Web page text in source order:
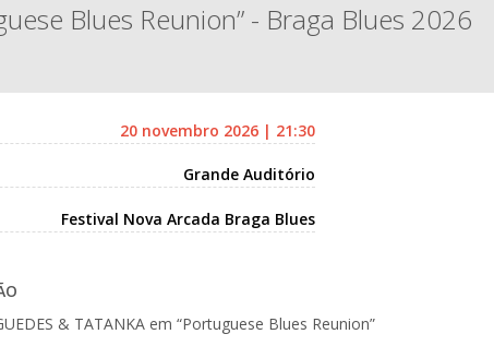
Blues Reunion” - Braga Blues 2026
20 novembro 2026 | 21:30
Grande Auditório
Festival Nova Arcada Braga Blues
& TATANKA em “Portuguese Blues Reunion”